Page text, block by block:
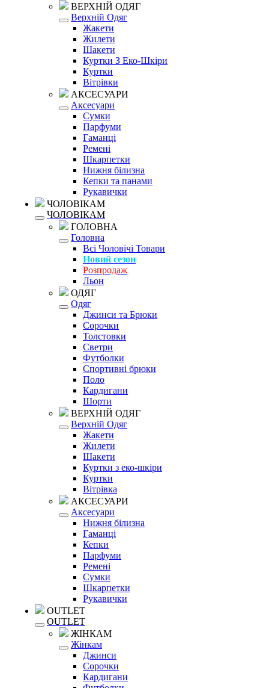
ВЕРХНІЙ ОДЯГ
Верхній Одяг
Жакети
Жилети
Шакети
Куртки З Еко-Шкіри
Куртки
Вітрівки
АКСЕСУАРИ
Аксесуари
Сумки
Парфуми
Гаманці
Ремені
Шкарпетки
Нижня білизна
Кепки та панами
Рукавички
ЧОЛОВІКАМ
ЧОЛОВІКАМ
ГОЛОВНА
Головна
Всі Чоловічі Товари
Новий сезон
Розпродаж
Льон
ОДЯГ
Одяг
Джинси та Брюки
Сорочки
Толстовки
Светри
Футболки
Спортивні брюки
Поло
Кардигани
Шорти
ВЕРХНІЙ ОДЯГ
Верхній Одяг
Жакети
Жилети
Шакети
Куртки з еко-шкіри
Куртки
Вітрівка
АКСЕСУАРИ
Аксесуари
Нижня білизна
Гаманці
Кепки
Парфуми
Ремені
Сумки
Шкарпетки
Рукавички
OUTLET
OUTLET
ЖІНКАМ
Жінкам
Джинси
Сорочки
Кардигани